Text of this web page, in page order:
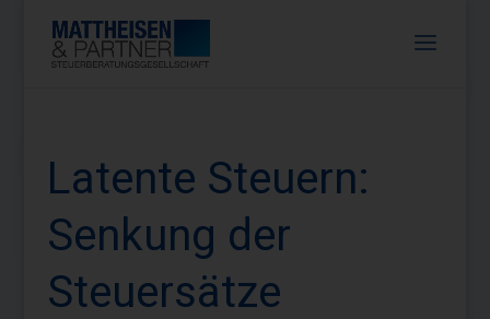
Latente Steuern:
Senkung der
Steuersätze